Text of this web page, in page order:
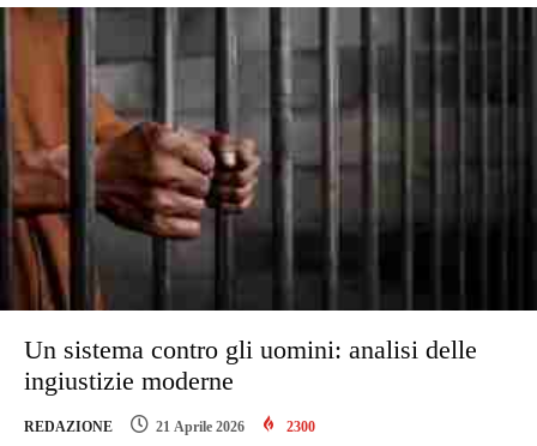
Un sistema contro gli uomini: analisi delle
ingiustizie moderne
REDAZIONE 21 Aprile 2026 2300